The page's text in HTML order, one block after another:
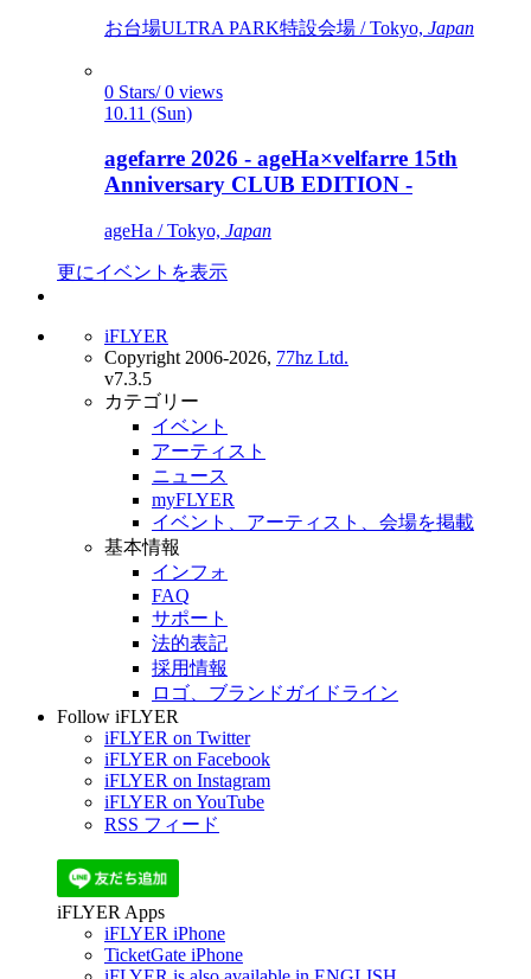
お台場ULTRA PARK特設会場 / Tokyo, Japan
0 Stars/ 0 views
10.11 (Sun)
agefarre 2026 - ageHa×velfarre 15th
Anniversary CLUB EDITION -
ageHa / Tokyo, Japan
更にイベントを表示
iFLYER
Copyright 2006-2026, 77hz Ltd.
v7.3.5
カテゴリー
イベント
アーティスト
ニュース
myFLYER
イベント、アーティスト、会場を掲載
基本情報
インフォ
FAQ
サポート
法的表記
採用情報
ロゴ、ブランドガイドライン
Follow iFLYER
iFLYER on Twitter
iFLYER on Facebook
iFLYER on Instagram
iFLYER on YouTube
RSS フィード
iFLYER Apps
iFLYER iPhone
TicketGate iPhone